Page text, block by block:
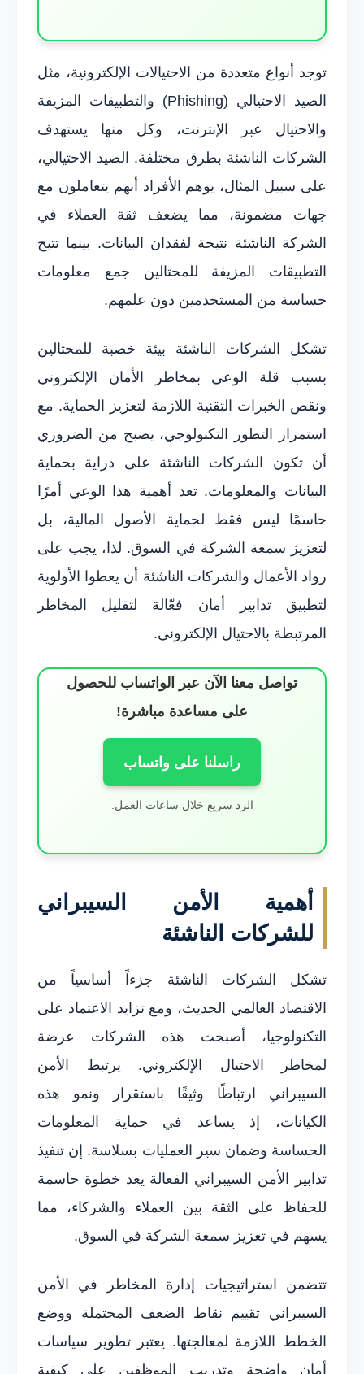
توجد أنواع متعددة من الاحتيالات الإلكترونية، مثل
الصيد الاحتيالي (Phishing) والتطبيقات المزيفة
والاحتيال عبر الإنترنت، وكل منها يستهدف
الشركات الناشئة بطرق مختلفة. الصيد الاحتيالي،
على سبيل المثال، يوهم الأفراد أنهم يتعاملون مع
جهات مضمونة، مما يضعف ثقة العملاء في
الشركة الناشئة نتيجة لفقدان البيانات. بينما تتيح
التطبيقات المزيفة للمحتالين جمع معلومات
حساسة من المستخدمين دون علمهم.
تشكل الشركات الناشئة بيئة خصبة للمحتالين
بسبب قلة الوعي بمخاطر الأمان الإلكتروني
ونقص الخبرات التقنية اللازمة لتعزيز الحماية. مع
استمرار التطور التكنولوجي، يصبح من الضروري
أن تكون الشركات الناشئة على دراية بحماية
البيانات والمعلومات. تعد أهمية هذا الوعي أمرًا
حاسمًا ليس فقط لحماية الأصول المالية، بل
لتعزيز سمعة الشركة في السوق. لذا، يجب على
رواد الأعمال والشركات الناشئة أن يعطوا الأولوية
لتطبيق تدابير أمان فعّالة لتقليل المخاطر
المرتبطة بالاحتيال الإلكتروني.
تواصل معنا الآن عبر الواتساب للحصول
على مساعدة مباشرة!
راسلنا على واتساب
الرد سريع خلال ساعات العمل.
أهمية الأمن السيبراني
للشركات الناشئة
تشكل الشركات الناشئة جزءاً أساسياً من
الاقتصاد العالمي الحديث، ومع تزايد الاعتماد على
التكنولوجيا، أصبحت هذه الشركات عرضة
لمخاطر الاحتيال الإلكتروني. يرتبط الأمن
السيبراني ارتباطًا وثيقًا باستقرار ونمو هذه
الكيانات، إذ يساعد في حماية المعلومات
الحساسة وضمان سير العمليات بسلاسة. إن تنفيذ
تدابير الأمن السيبراني الفعالة يعد خطوة حاسمة
للحفاظ على الثقة بين العملاء والشركاء، مما
يسهم في تعزيز سمعة الشركة في السوق.
تتضمن استراتيجيات إدارة المخاطر في الأمن
السيبراني تقييم نقاط الضعف المحتملة ووضع
الخطط اللازمة لمعالجتها. يعتبر تطوير سياسات
أمان واضحة وتدريب الموظفين على كيفية